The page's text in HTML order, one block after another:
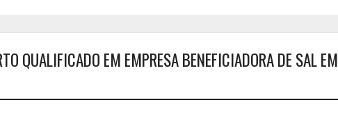
QUALIFICADO EM EMPRESA BENEFICIADORA DE SAL EM